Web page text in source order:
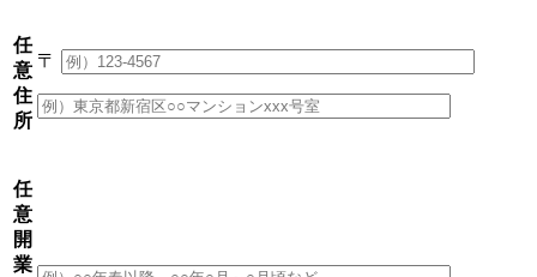
任
意
住
所
〒
任
意
開
業